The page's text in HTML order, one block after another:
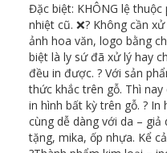
Đặc biệt: KHÔNG lệ
nhiệt cũ. ❌? Không cần
ảnh hoa văn, logo bằng
biệt là ly sứ đã xử lý hay
đều in được. ? Với sản
thức khắc trên gỗ. Thì
in hình bất kỳ trên gỗ. ?️
cùng dễ dàng với da – giả
tặng, mika, ốp nhựa. Kể